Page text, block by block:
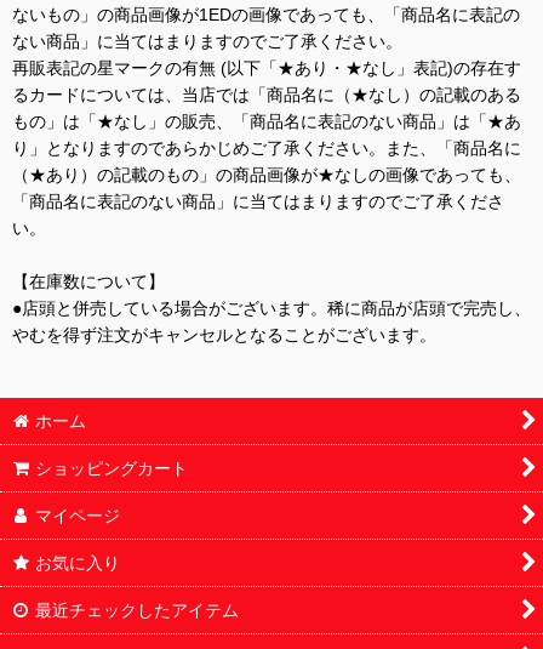
ないもの」の商品画像が1EDの画像であっても、「商品名に表記の
ない商品」に当てはまりますのでご了承ください。
再販表記の星マークの有無 (以下「★あり・★なし」表記)の存在す
るカードについては、当店では「商品名に（★なし）の記載のある
もの」は「★なし」の販売、「商品名に表記のない商品」は「★あ
り」となりますのであらかじめご了承ください。また、「商品名に
（★あり）の記載のもの」の商品画像が★なしの画像であっても、
「商品名に表記のない商品」に当てはまりますのでご了承くださ
い。
【在庫数について】
●店頭と併売している場合がございます。稀に商品が店頭で完売し、
やむを得ず注文がキャンセルとなることがございます。
ホーム
ショッピングカート
マイページ
お気に入り
最近チェックしたアイテム